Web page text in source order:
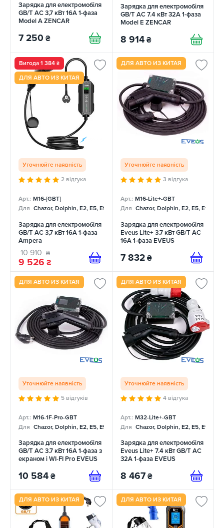
Зарядка для електромобіля
GB/T AC 3,7 кВт 16А 1-фаза
Model A ZENCAR
7 250 ₴
Зарядка для електромобіля
GB/T AC 7.4 кВт 32А 1-фаза
Model E ZENCAR
8 914 ₴
Вигода 1 384 ₴
ДЛЯ АВТО ИЗ КИТАЯ
Уточнюйте наявність
2 відгука
Арт.: M16-[GBT]
Для Chazor, Dolphin, E2, E5, E9, Mercedes
Зарядка для електромобіля
GB/T AC 3,7 кВт 16А 1-фаза
Ampera
10 910 ₴
9 526 ₴
ДЛЯ АВТО ИЗ КИТАЯ
Уточнюйте наявність
3 відгука
Арт.: M16-Lite+-GBT
Для Chazor, Dolphin, E2, E5, E9,
Зарядка для електромобіля
Eveus Lite+ 3.7 кВт GB/T AC
16А 1-фаза EVEUS
7 832 ₴
ДЛЯ АВТО ИЗ КИТАЯ
Уточнюйте наявність
5 відгуків
Арт.: M16-1F-Pro-GBT
Для Chazor, Dolphin, E2, E5, E9, Mercedes
Зарядка для електромобіля
GB/T AC 3.7 кВт 16А 1-фаза з
екраном і WI-FI Pro EVEUS
10 584 ₴
ДЛЯ АВТО ИЗ КИТАЯ
Уточнюйте наявність
4 відгука
Арт.: M32-Lite+-GBT
Для Chazor, Dolphin, E2, E5, E9,
Зарядка для електромобіля
Eveus Lite+ 7.4 кВт GB/T AC
32А 1-фаза EVEUS
8 467 ₴
ДЛЯ АВТО ИЗ КИТАЯ ДЛЯ АВТО ИЗ КИТАЯ